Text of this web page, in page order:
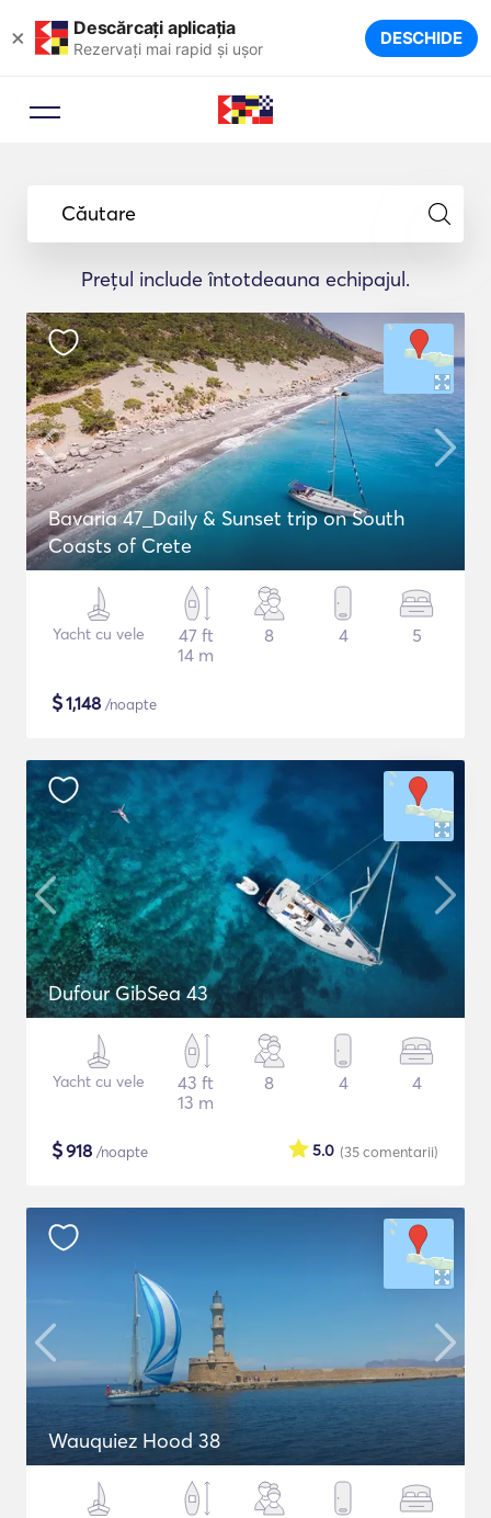
× Descărcați aplicația
Rezervați mai rapid și ușor DESCHIDE
Căutare
Prețul include întotdeauna echipajul.
Bavaria 47_Daily & Sunset trip on South
Coasts of Crete
Yacht cu vele
47 ft
14 m
8 4 5
$1,148 /noapte
Dufour GibSea 43
Yacht cu vele
43 ft
13 m
8 4 4
$918 /noapte (35comentarii)
5.0
Wauquiez Hood 38